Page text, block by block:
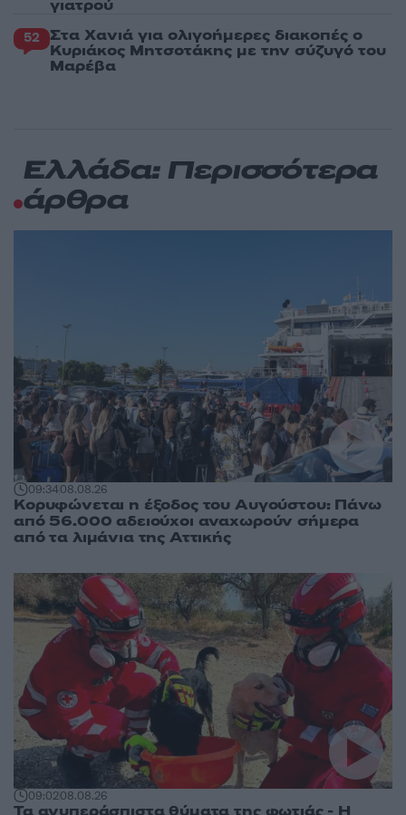
γιατρού
52 Στα Χανιά για ολιγοήμερες διακοπές ο
Κυριάκος Μητσοτάκης με την σύζυγό του
Μαρέβα
Ελλάδα: Περισσότερα
άρθρα
09:3408.08.26
Κορυφώνεται η έξοδος του Αυγούστου: Πάνω
από 56.000 αδειούχοι αναχωρούν σήμερα
από τα λιμάνια της Αττικής
09:0208.08.26